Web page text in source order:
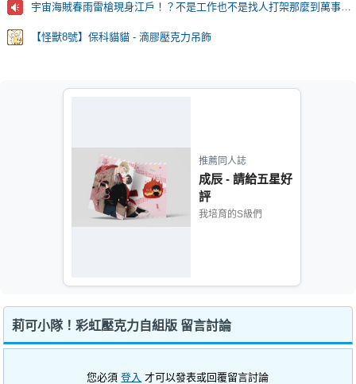
宇宙海賊春雨雷槍現身江戶！？不是工作也不是找人打架那麼到萬事屋的目的究竟是…？
【怪獸8號】保科貓貓 - 滴膠壓克力吊飾
推薦同人誌
成辰 - 請給五星好
評
我培育的S級們
莉可小隊！彩虹壓克力自組版 留言討論
您必須登入 才可以發表或回覆留言討論